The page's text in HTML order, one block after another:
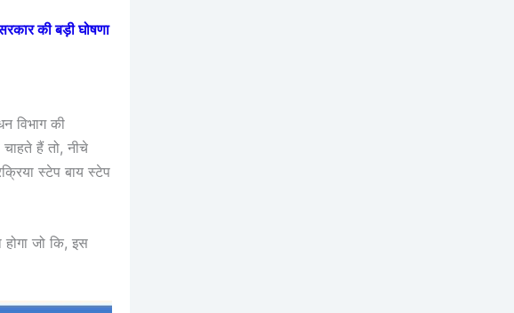
की बड़ी घोषणा
विभाग की
हैं तो, नीचे
स्टेप बाय स्टेप
जो कि, इस